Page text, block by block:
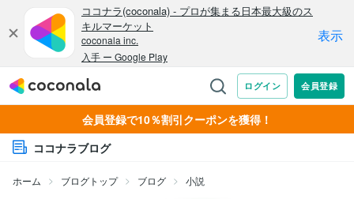
会員登録で10％割引クーポンを獲得！
ココナラブログ
ホーム ブログトップ ブログ 小説